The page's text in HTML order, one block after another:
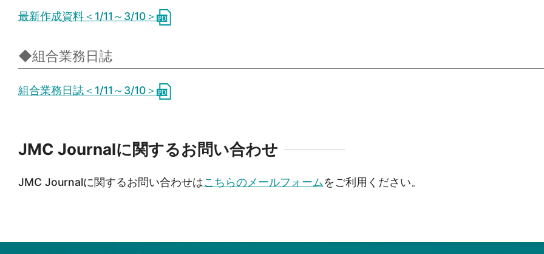
最新作成資料＜1/11～3/10＞
◆組合業務日誌
組合業務日誌＜1/11～3/10＞
JMC Journalに関するお問い合わせ
JMC Journalに関するお問い合わせはこちらのメールフォームをご利用ください。